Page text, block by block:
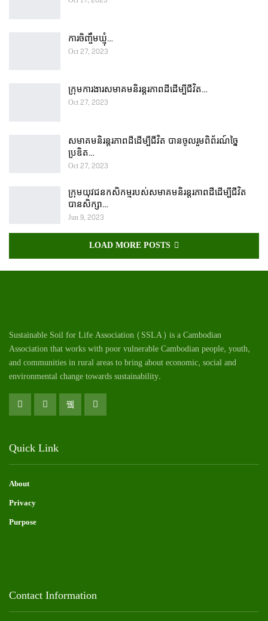
ការចិញ្ចឹមឃ្មុំ…
Oct 27, 2023
ក្រុមការងារសមាគមនិរន្តរភាពដីដើម្បីជីវិត…
Oct 27, 2023
សមាគមនិរន្តរភាពដីដើម្បីជីវិត បានចូលរួមពិព័រណ៍ច្នៃ
ប្រឌិត…
Oct 27, 2023
ក្រុមយុវជនកសិកម្មរបស់សមាគមនិរន្តរភាពដីដើម្បីជីវិត
បានសិក្សា…
Jun 9, 2023
LOAD MORE POSTS
Sustainable Soil for Life Association (SSLA) is a Cambodian
Association that works with poor vulnerable Cambodianpeople, youth,
and communities in rural areas to bring about economic, social and
environmental change towards sustainability.
Quick Link
About
Privacy
Purpose
Contact Information